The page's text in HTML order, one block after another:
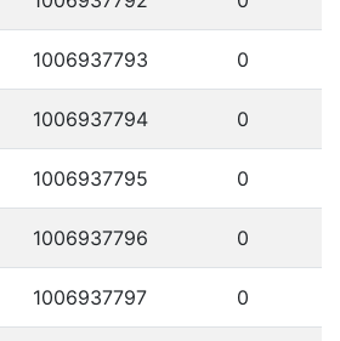
1006937793 0
1006937794 0
1006937795 0
1006937796 0
1006937797 0